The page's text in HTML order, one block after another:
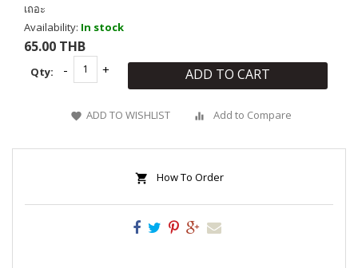
เถอะ
Availability: In stock
65.00 THB
Qty: ADD TO CART
ADD TO WISHLIST Add to Compare
How To Order